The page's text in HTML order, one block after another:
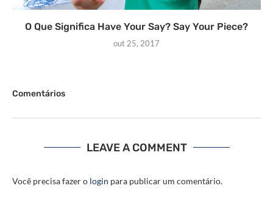
O Que Significa Have Your Say? Say Your Piece?
out 25, 2017
Comentários
LEAVE A COMMENT
Você precisa fazer o login para publicar um comentário.